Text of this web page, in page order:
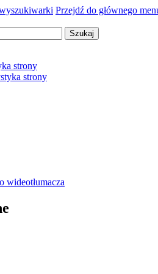
Przejdź do głównego
wideotłumacza